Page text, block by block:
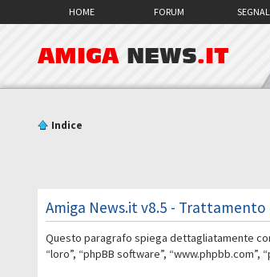
HOME FORUM
AMIGA NEWS.IT
Indice
Amiga News.it v8.5 -
Questo paragrafo spiega dettagliatamente
“loro”, “phpBB software”,